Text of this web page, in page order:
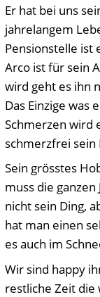
Er hat bei uns
jahrelangem
Pensionstelle ist
Arco ist für sein
wird geht es ihn
Das Einzige was
Schmerzen wird
schmerzfrei sein
Sein grösstes
muss die
nicht sein Ding,
hat man einen
es auch im
Wir sind happy
restliche Zeit